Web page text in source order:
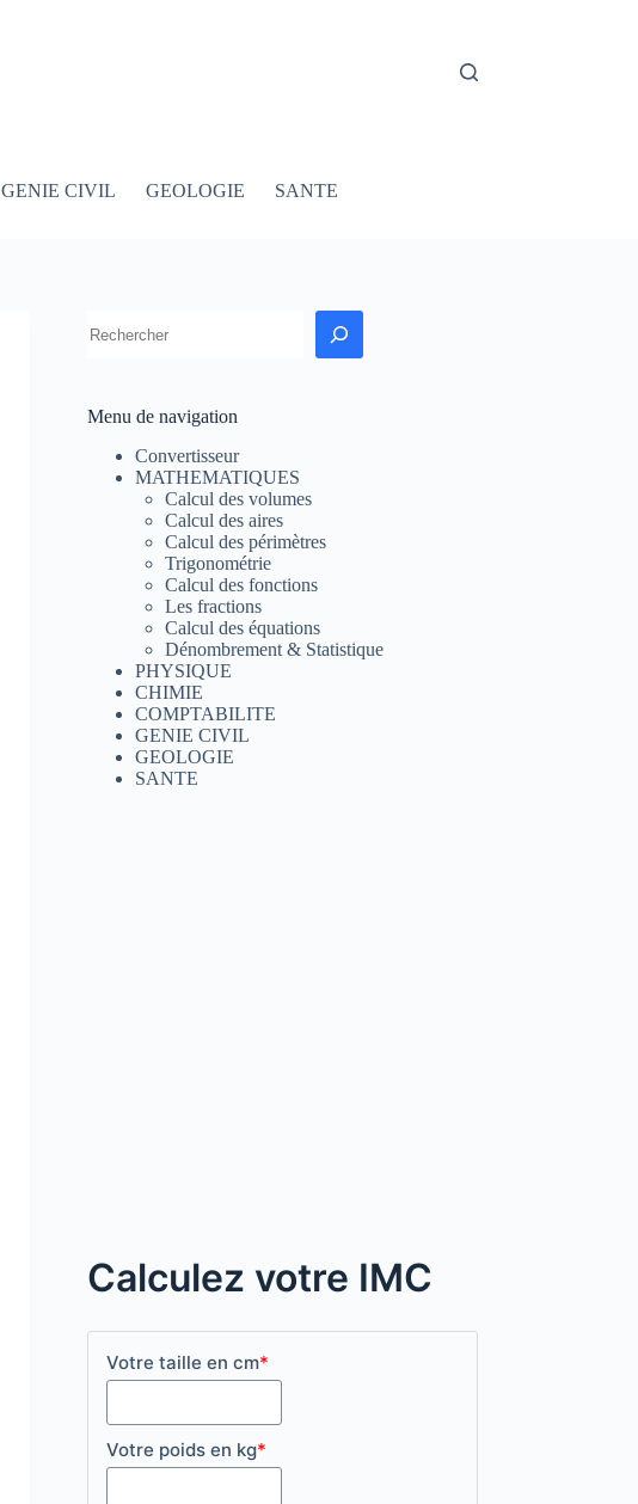
GENIE CIVIL GEOLOGIE SANTE
Menu de navigation
Convertisseur
MATHEMATIQUES
Calcul des volumes
Calcul des aires
Calcul des périmètres
Trigonométrie
Calcul des fonctions
Les fractions
Calcul des équations
Dénombrement & Statistique
PHYSIQUE
CHIMIE
COMPTABILITE
GENIE CIVIL
GEOLOGIE
SANTE
Calculez votre IMC
Votre taille en cm*
Votre poids en kg*